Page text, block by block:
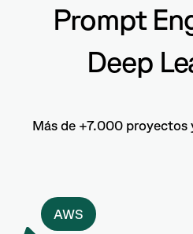
Prompt
Deep
Más de +7.000 proyectos
AWS